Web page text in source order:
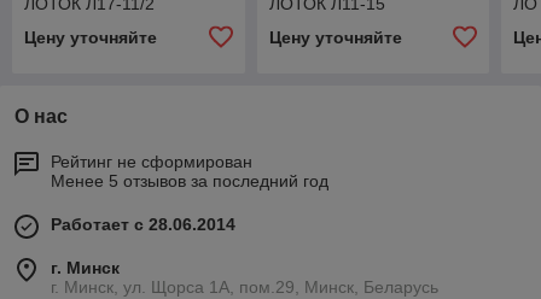
ЛОТОК Л17-11/2
Цену уточняйте
ЛОТОК Л11-15
Цену уточняйте
О нас
Рейтинг не сформирован
Менее 5 отзывов за последний год
Работает с 28.06.2014
г. Минск
г. Минск, ул. Щорса 1А, пом.29, Минск, Беларусь